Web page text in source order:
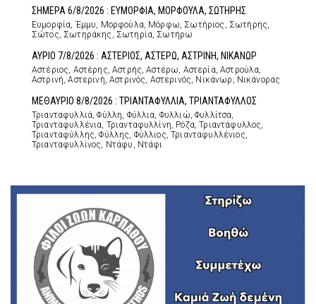
ΣΗΜΕΡΑ 6/8/2026 : ΕΥΜΟΡΦΙΑ, ΜΟΡΦΟΥΛΑ, ΣΩΤΗΡΗΣ
Ευμορφία, Έμμυ, Μορφούλα, Μόρφω, Σωτήριος, Σωτήρης,
Σώτος, Σωτηράκης, Σωτηρία, Σωτήρω
ΑΥΡΙΟ 7/8/2026 : ΑΣΤΕΡΙΟΣ, ΑΣΤΕΡΩ, ΑΣΤΡΙΝΗ, ΝΙΚΑΝΩΡ
Αστέριος, Αστέρης, Αστρής, Αστέρω, Αστερία, Αστρούλα,
Αστρινή, Αστερινή, Αστρινός, Αστερινός, Νικάνωρ, Νικάνορας
ΜΕΘΑΥΡΙΟ 8/8/2026 : ΤΡΙΑΝΤΑΦΥΛΛΙΑ, ΤΡΙΑΝΤΑΦΥΛΛΟΣ
Τριανταφυλλιά, Φύλλη, Φύλλια, Φυλλιώ, Φυλλίτσα,
Τριανταφυλλένια, Τριανταφυλλίνη, Ρόζα, Τριαντάφυλλος,
Τριανταφύλλης, Φύλλης, Φύλλιος, Τριανταφυλλένιος,
Τριανταφυλλίνος, Ντάφυ, Ντάφι